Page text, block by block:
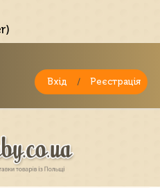
Вхід / Реєстрація